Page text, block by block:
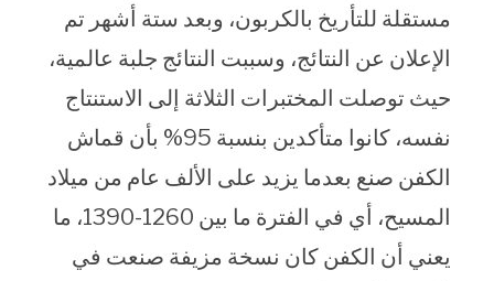
مستقلة للتأريخ بالكربون، وبعد ستة أشهر تم
الإعلان عن النتائج، وسببت النتائج جلبة عالمية،
حيث توصلت المختبرات الثلاثة إلى الاستنتاج
نفسه، كانوا متأكدين بنسبة 95% بأن قماش
الكفن صنع بعدما يزيد على الألف عام من ميلاد
المسيح، أي في الفترة ما بين 1260-1390، ما
يعني أن الكفن كان نسخة مزيفة صنعت في